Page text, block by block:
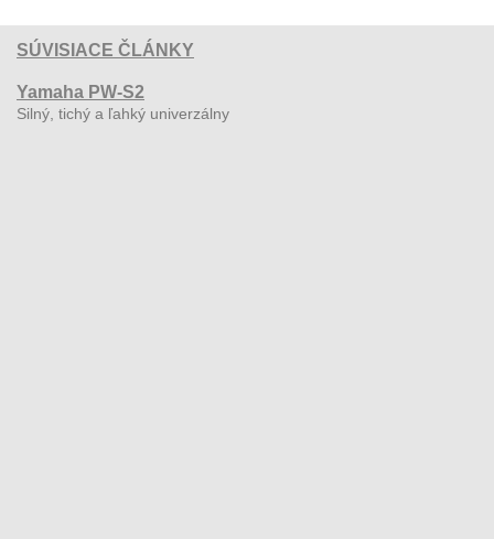
SÚVISIACE ČLÁNKY
Yamaha PW-S2
Silný, tichý a ľahký univerzálny